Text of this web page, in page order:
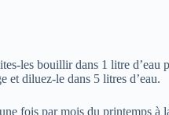
les bouillir dans 1 litre
et diluez-le dans 5 litres d’eau.
fois par mois du printemps à